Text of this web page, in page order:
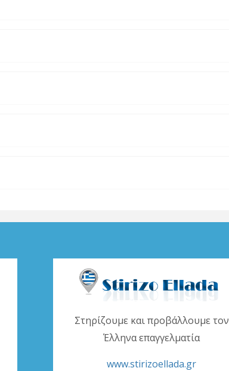
Στηρίζουμε και προβάλλουμε τον
Έλληνα επαγγελματία
www.stirizoellada.gr